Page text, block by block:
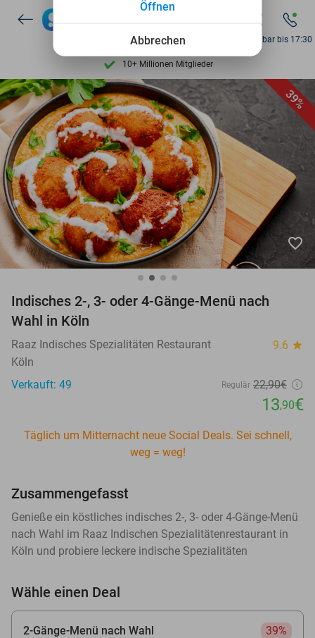
Entdecke 15.000+ Deals
7 Tage die Woche verfügbar
10+ Millionen Mitglieder
basierend auf206.305 Bewertungen
Entdecke 15.000+ Deals
7 Tage die Woche verfügbar
10+ Millionen Mitglieder
Erreichbar bis 17:30
39%
favorite_border
Indisches 2-, 3- oder 4-Gänge-Menü nach
Wahl in Köln
Raaz Indisches Spezialitäten Restaurant 9.6 star
Köln
Verkauft: 49
Regulär 22,90€
13,90€
Täglich um Mitternacht neue Social Deals. Sei schnell,
weg = weg!
Zusammengefasst
Genieße ein köstliches indisches 2-, 3- oder 4-Gänge-Menü
nach Wahl im Raaz Indischen Spezialitätenrestaurant in
Köln und probiere leckere indische Spezialitäten
Wähle einen Deal
2-Gänge-Menü nach Wahl
39%
Abbrechen
Öffnen